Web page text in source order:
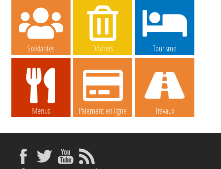
Solidarités Déchets Tourisme
Menus Paiement en ligne Travaux